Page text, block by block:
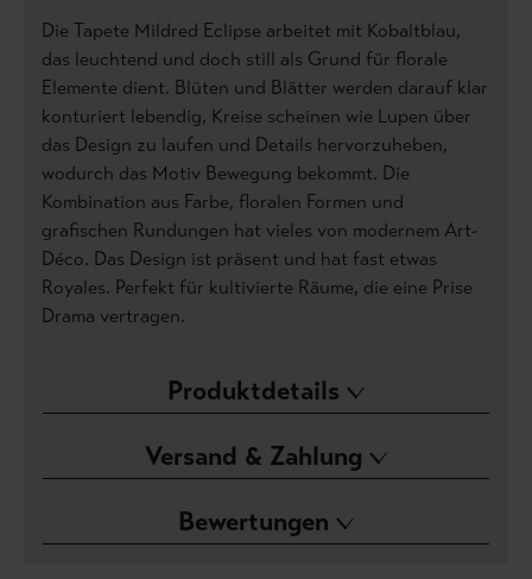
Die Tapete Mildred Eclipse arbeitet mit Kobaltblau,
das leuchtend und doch still als Grund für florale
Elemente dient. Blüten und Blätter werden darauf klar
konturiert lebendig, Kreise scheinen wie Lupen über
das Design zu laufen und Details hervorzuheben,
wodurch das Motiv Bewegung bekommt. Die
Kombination aus Farbe, floralen Formen und
grafischen Rundungen hat vieles von modernem Art-
Déco. Das Design ist präsent und hat fast etwas
Royales. Perfekt für kultivierte Räume, die eine Prise
Drama vertragen.
Produktdetails
Versand & Zahlung
Bewertungen